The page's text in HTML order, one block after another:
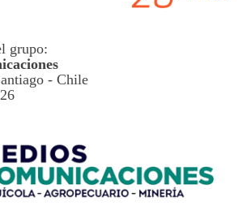
grupo:
- Chile